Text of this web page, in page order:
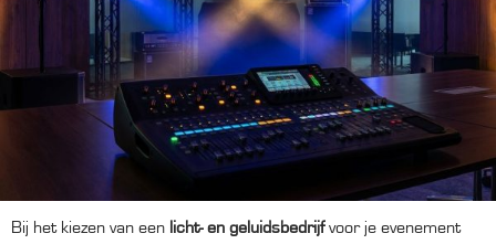
Bij het kiezen van een licht- en geluidsbedrijfvoor je evenement